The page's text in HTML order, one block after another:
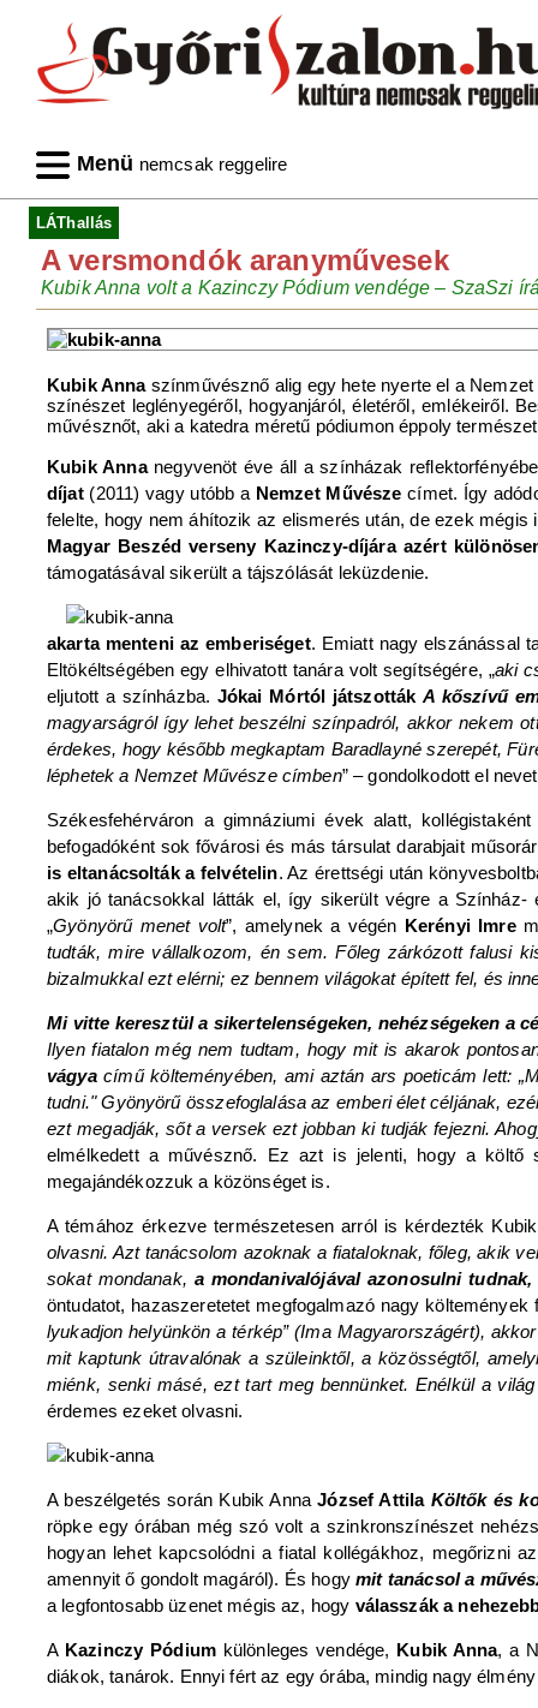
Menü nemcsak reggelire
LÁThallás
A versmondók aranyművesek
Kubik Anna volt a Kazinczy Pódium vendége – SzaSzi
Kubik Anna színművésznő alig egy hete nyerte el a
színészet leglényegéről, hogyanjáról, életéről, emlékeiről.
művésznőt, aki a katedra méretű pódiumon éppoly
Kubik Annanegyvenöt éve áll a színházak
díjat (2011) vagy utóbb a Nemzet Művésze címet. Így
felelte, hogy nem áhítozik az elismerés után, de ezek
Magyar Beszéd verseny Kazinczy-díjára azért
támogatásával sikerült a tájszólását leküzdenie.
akarta menteni az emberiséget. Emiatt nagy elszánással
Eltökéltségében egy elhivatott tanára volt segítségére, „aki
eljutott a színházba. Jókai Mórtól játszottákA kőszívű
magyarságról így lehet beszélni színpadról, akkor nekem
érdekes, hogy később megkaptam Baradlayné szerepét,
léphetek a Nemzet Művésze címben” – gondolkodott el
Székesfehérváron a gimnáziumi évek alatt,
befogadóként sok fővárosi és más társulat darabjait
is eltanácsolták a felvételin. Az érettségi után
akik jó tanácsokkal látták el, így sikerült végre a
„Gyönyörű menet volt”, amelynek a végén Kerényi Imre
tudták, mire vállalkozom, én sem. Főleg zárkózott falusi
bizalmukkal ezt elérni; ez bennem világokat épített fel, és
Mi vitte keresztül a sikertelenségeken, nehézségeken a
Ilyen fiatalon még nem tudtam, hogy mit is akarok
vágyacímű költeményében, ami aztán ars poeticám lett: „
tudni." Gyönyörű összefoglalása az emberi élet céljának,
ezt megadják, sőt a versek ezt jobban ki tudják fejezni.
elmélkedett a művésznő. Ez azt is jelenti, hogy a költő
megajándékozzuk a közönséget is.
A témához érkezve természetesen arról is kérdezték
olvasni. Azt tanácsolom azoknak a fiataloknak, főleg, akik
sokat mondanak, a mondanivalójával azonosulni
öntudatot, hazaszeretetet megfogalmazó nagy költemények
lyukadjon helyünkön a térkép” (Ima Magyarországért),
mit kaptunk útravalónak a szüleinktől, a közösségtől,
miénk, senki másé, ezt tart meg bennünket. Enélkül a
érdemes ezeket olvasni.
A beszélgetés során Kubik AnnaJózsef Attila Költők és
röpke egy órában még szó volt a szinkronszínészet
hogyan lehet kapcsolódni a fiatal kollégákhoz, megőrizni
amennyit ő gondolt magáról). És hogymit tanácsol a
a legfontosabb üzenet mégis az, hogy válasszák a
A Kazinczy Pódiumkülönleges vendége, Kubik Anna, a
diákok, tanárok. Ennyi fért az egy órába, mindig nagy